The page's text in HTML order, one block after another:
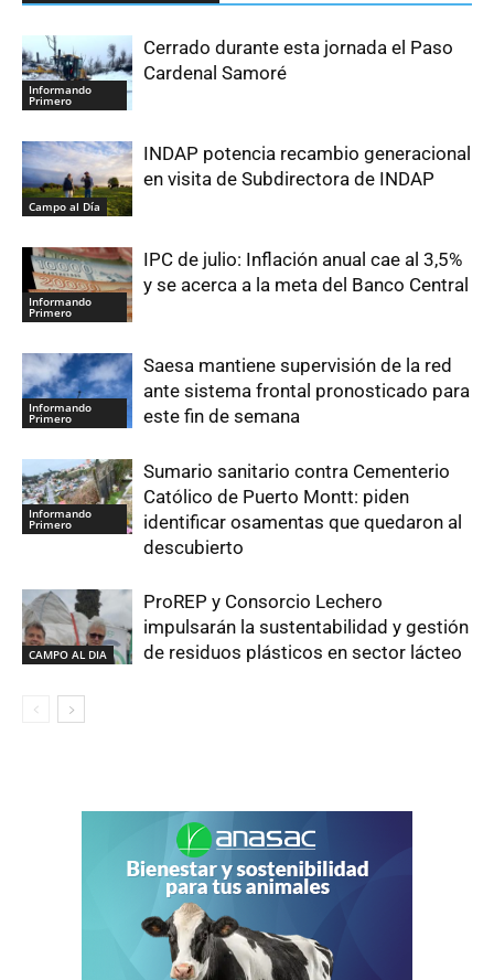
Informando
Primero
Cerrado durante esta jornada el Paso
Cardenal Samoré
Campo al Día
INDAP potencia recambio generacional
en visita de Subdirectora de INDAP
Informando
Primero
IPC de julio: Inflación anual cae al 3,5%
y se acerca a la meta del Banco Central
Informando
Primero
Saesa mantiene supervisión de la red
ante sistema frontal pronosticado para
este fin de semana
Informando
Primero
Sumario sanitario contra Cementerio
Católico de Puerto Montt: piden
identificar osamentas que quedaron al
descubierto
CAMPO AL DIA
ProREP y Consorcio Lechero
impulsarán la sustentabilidad y gestión
de residuos plásticos en sector lácteo